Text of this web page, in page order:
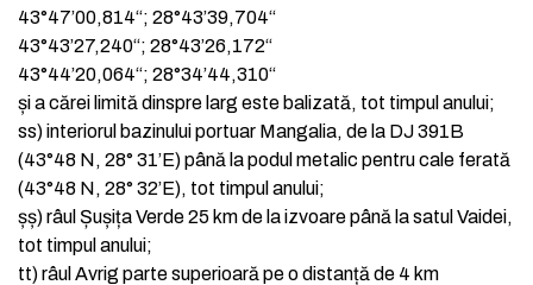
43°47’00,814“; 28°43’39,704“
43°43’27,240“; 28°43’26,172“
43°44’20,064“; 28°34’44,310“
și a cărei limită dinspre larg este balizată, tot timpul anului;
ss)interiorul bazinului portuar Mangalia, de la DJ 391B
(43°48 N, 28° 31’E) până la podul metalic pentru cale ferată
(43°48 N, 28° 32’E), tot timpul anului;
șș)râul Șușița Verde 25 km de la izvoare până la satul Vaidei,
tot timpul anului;
tt)râul Avrig parte superioară pe o distanță de 4 km